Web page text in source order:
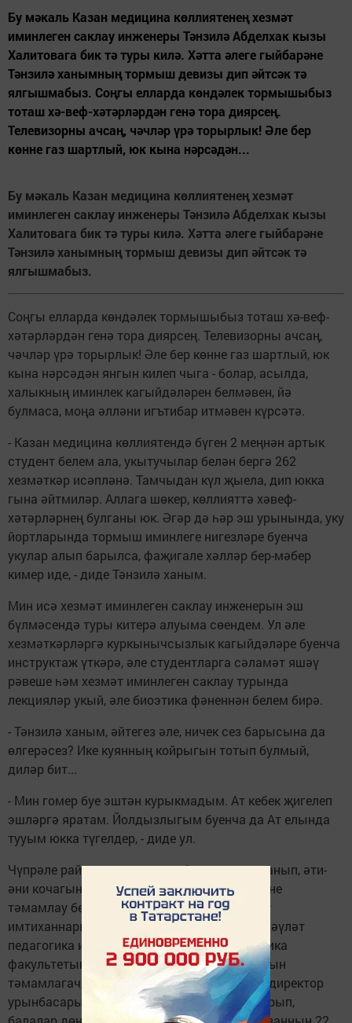
Бу мәкаль Казан медицина көллиятенең хезмәт
иминлеген саклау инженеры Тәнзилә Абделхак кызы
Халитовага бик тә туры килә. Хәтта әлеге гыйбарәне
Тәнзилә ханымның тормыш девизы дип әйтсәк тә
ялгышмабыз. Соңгы елларда көндәлек тормышыбыз
тоташ хә-веф-хәтәрләрдән генә тора диярсең.
Телевизорны ачсаң, чәчләр үрә торырлык! Әле бер
көнне газ шартлый, юк кына нәрсәдән...
Бу мәкаль Казан медицина көллиятенең хезмәт
иминлеген саклау инженеры Тәнзилә Абделхак кызы
Халитовага бик тә туры килә. Хәтта әлеге гыйбарәне
Тәнзилә ханымның тормыш девизы дип әйтсәк тә
ялгышмабыз.
Соңгы елларда көндәлек тормышыбыз тоташ хә-веф-
хәтәрләрдән генә тора диярсең. Телевизорны ачсаң,
чәчләр үрә торырлык! Әле бер көнне газ шартлый, юк
кына нәрсәдән янгын килеп чыга - болар, асылда,
халыкның иминлек кагыйдәләрен белмәвен, йә
булмаса, моңа әлләни игътибар итмәвен күрсәтә.
- Казан медицина көллиятендә бүген 2 меңнән артык
студент белем ала, укытучылар белән бергә 262
хезмәткәр исәпләнә. Тамчыдан күл җыела, дип юкка
гына әйтмиләр. Аллага шөкер, көллияттә хәвеф-
хәтәрләрнең булганы юк. Әгәр дә һәр эш урынында, уку
йортларында тормыш иминлеге нигезләре буенча
укулар алып барылса, фаҗигале хәлләр бер-мәбер
кимер иде, - диде Тәнзилә ханым.
Мин исә хезмәт иминлеген саклау инженерын эш
бүлмәсендә туры китерә алуыма сөендем. Ул әле
хезмәткәрләргә куркынычсызлык кагыйдәләре буенча
инструктаж үткәрә, әле студентларга сәламәт яшәү
рәвеше һәм хезмәт иминлеген саклау турында
лекцияләр укый, әле биоэтика фәненнән белем бирә.
- Тәнзилә ханым, әйтегез әле, ничек сез барысына да
өлгерәсез? Ике куянның койрыгын тотып булмый,
диләр бит...
- Мин гомер буе эштән курыкмадым. Ат кебек җигелеп
эшләргә яратам. Йолдызлыгым буенча да Ат елында
тууым юкка түгелдер, - диде ул.
Чүпрәле районының гүзәл табигатенә сокланып, әти-
әни кочагында назланып үскән кыз мәктәпне
тәмамлау белән Казанга юл тота. Кабул итү
имтиханнарын уңышлы тапшырып, Казан дәүләт
педагогика институтының физика-математика
факультетына укырга керә. Югары уку йортын
тәмамлагач, Казанның 36 нчы мәктәбендә директор
урынбасары вазифасын башкара. Гаилә корып,